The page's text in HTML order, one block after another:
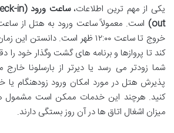
یکی از مهم ترین اطلاعات،
out)
خروج تا ساعت ۱۲:۰۰ ظهر است.
کند تا پروازها و برنامه های گشت وگذار خود را
شما زودتر می رسد یا دیرتر از بارسلونا
پذیرش هتل در مورد امکان ورود زودهنگام یا
کنید. هرچند این خدمات ممکن است مشمول
میزان اشغال اتاق ها در آن روز بستگی دارند.